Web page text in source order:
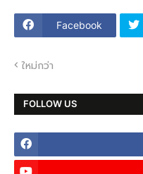
Facebook
ใหม่กว่า
FOLLOW US